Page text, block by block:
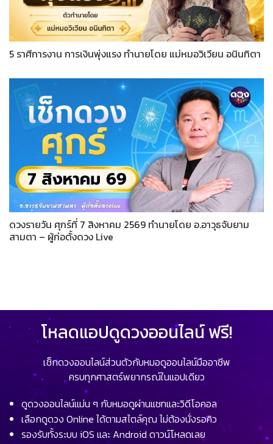
5 ราศีการงาน การเงินพุ่งแรง ทำนายโดย แม่หมอวิเวียน อนินทิตา
ดวงรายวัน ศุกร์ที่ 7 สิงหาคม 2569 ทำนายโดย อ.อาวุธจับยาม
สามตา – ผู้ก่อตั้งดวง Live
โหลดแอปดูดวงออนไลน์ ฟรี!
เช็กดวงออนไลน์ส่วนตัวกับหมอดูออนไลน์มืออาชีพ
ครบทุกศาสตร์พยากรณ์ในแอปเดียว
ดูดวงออนไลน์แม่น ๆ กับหมอดูผ่านแชทและวิดีโอคอล
เลือกดูดวง Online ได้ตามสไตล์คุณ ไม่ต้องนั่งรอคิว
รองรับทั้งระบบ iOS และ Android ดาวน์โหลดเลย